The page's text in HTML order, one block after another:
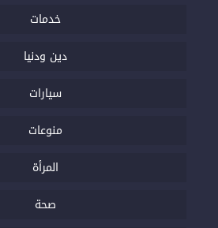
خدمات
دين ودنيا
سيارات
منوعات
المرأة
صحة